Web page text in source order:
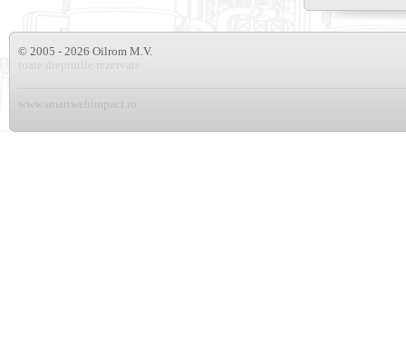
© 2005 - 2026 Oilrom M.V.
toate drepturile rezervate
www.smartwebimpact.ro